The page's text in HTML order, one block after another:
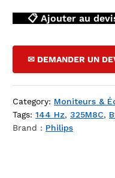
VA 144Hz DisplayPort
📋 Ajouter au
✉ DEMANDER UN
Category: Moniteurs &
Tags:144 Hz,325M8C,
Brand : Philips